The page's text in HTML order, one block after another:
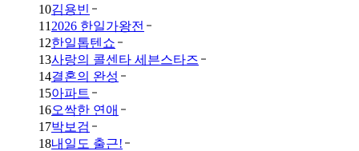
10김용빈
11 2026 한일가왕전
12한일톱텐쇼
13사랑의 콜센타 세븐스타즈
14결혼의 완성
15아파트
16오싹한 연애
17박보검
18내일도 출근!